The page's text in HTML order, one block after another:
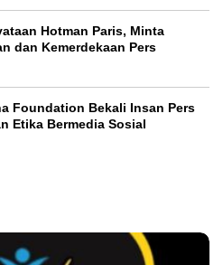
Hotman Paris, Minta
dan Kemerdekaan Pers
Foundation Bekali Insan Pers
Etika Bermedia Sosial